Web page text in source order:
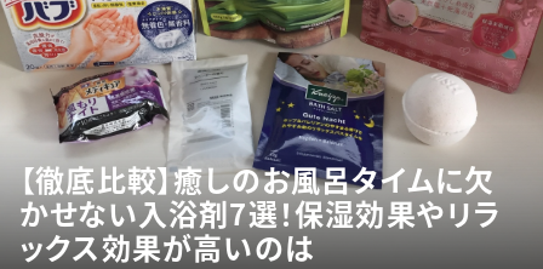
【徹底比較】癒しのお風呂タイムに欠
かせない入浴剤7選！保湿効果やリラ
ックス効果が高いのは